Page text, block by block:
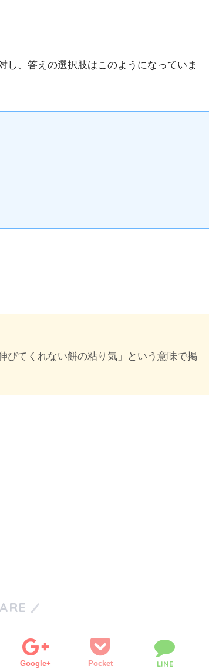
し、答えの選択肢はこのようになっていま
びてくれない餅の粘り気」という意味で掲
Google+ Pocket LINE